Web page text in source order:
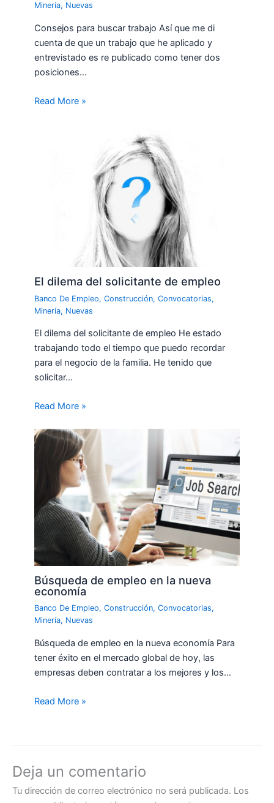
Minería, Nuevas
Consejos para buscar trabajo Así que me di
cuenta de que un trabajo que he aplicado y
entrevistado es re publicado como tener dos
posiciones…
Read More »
El dilema del solicitante de empleo
Banco De Empleo,Construcción,Convocatorias,
Minería, Nuevas
El dilema del solicitante de empleo He estado
trabajando todo el tiempo que puedo recordar
para el negocio de la familia. He tenido que
solicitar…
Read More »
Búsqueda de empleo en la nueva
economía
Banco De Empleo,Construcción,Convocatorias,
Minería, Nuevas
Búsqueda de empleo en la nueva economía Para
tener éxito en el mercado global de hoy, las
empresas deben contratar a los mejores y los…
Read More »
Deja un comentario
Tu dirección de correo electrónico no será publicada. Los